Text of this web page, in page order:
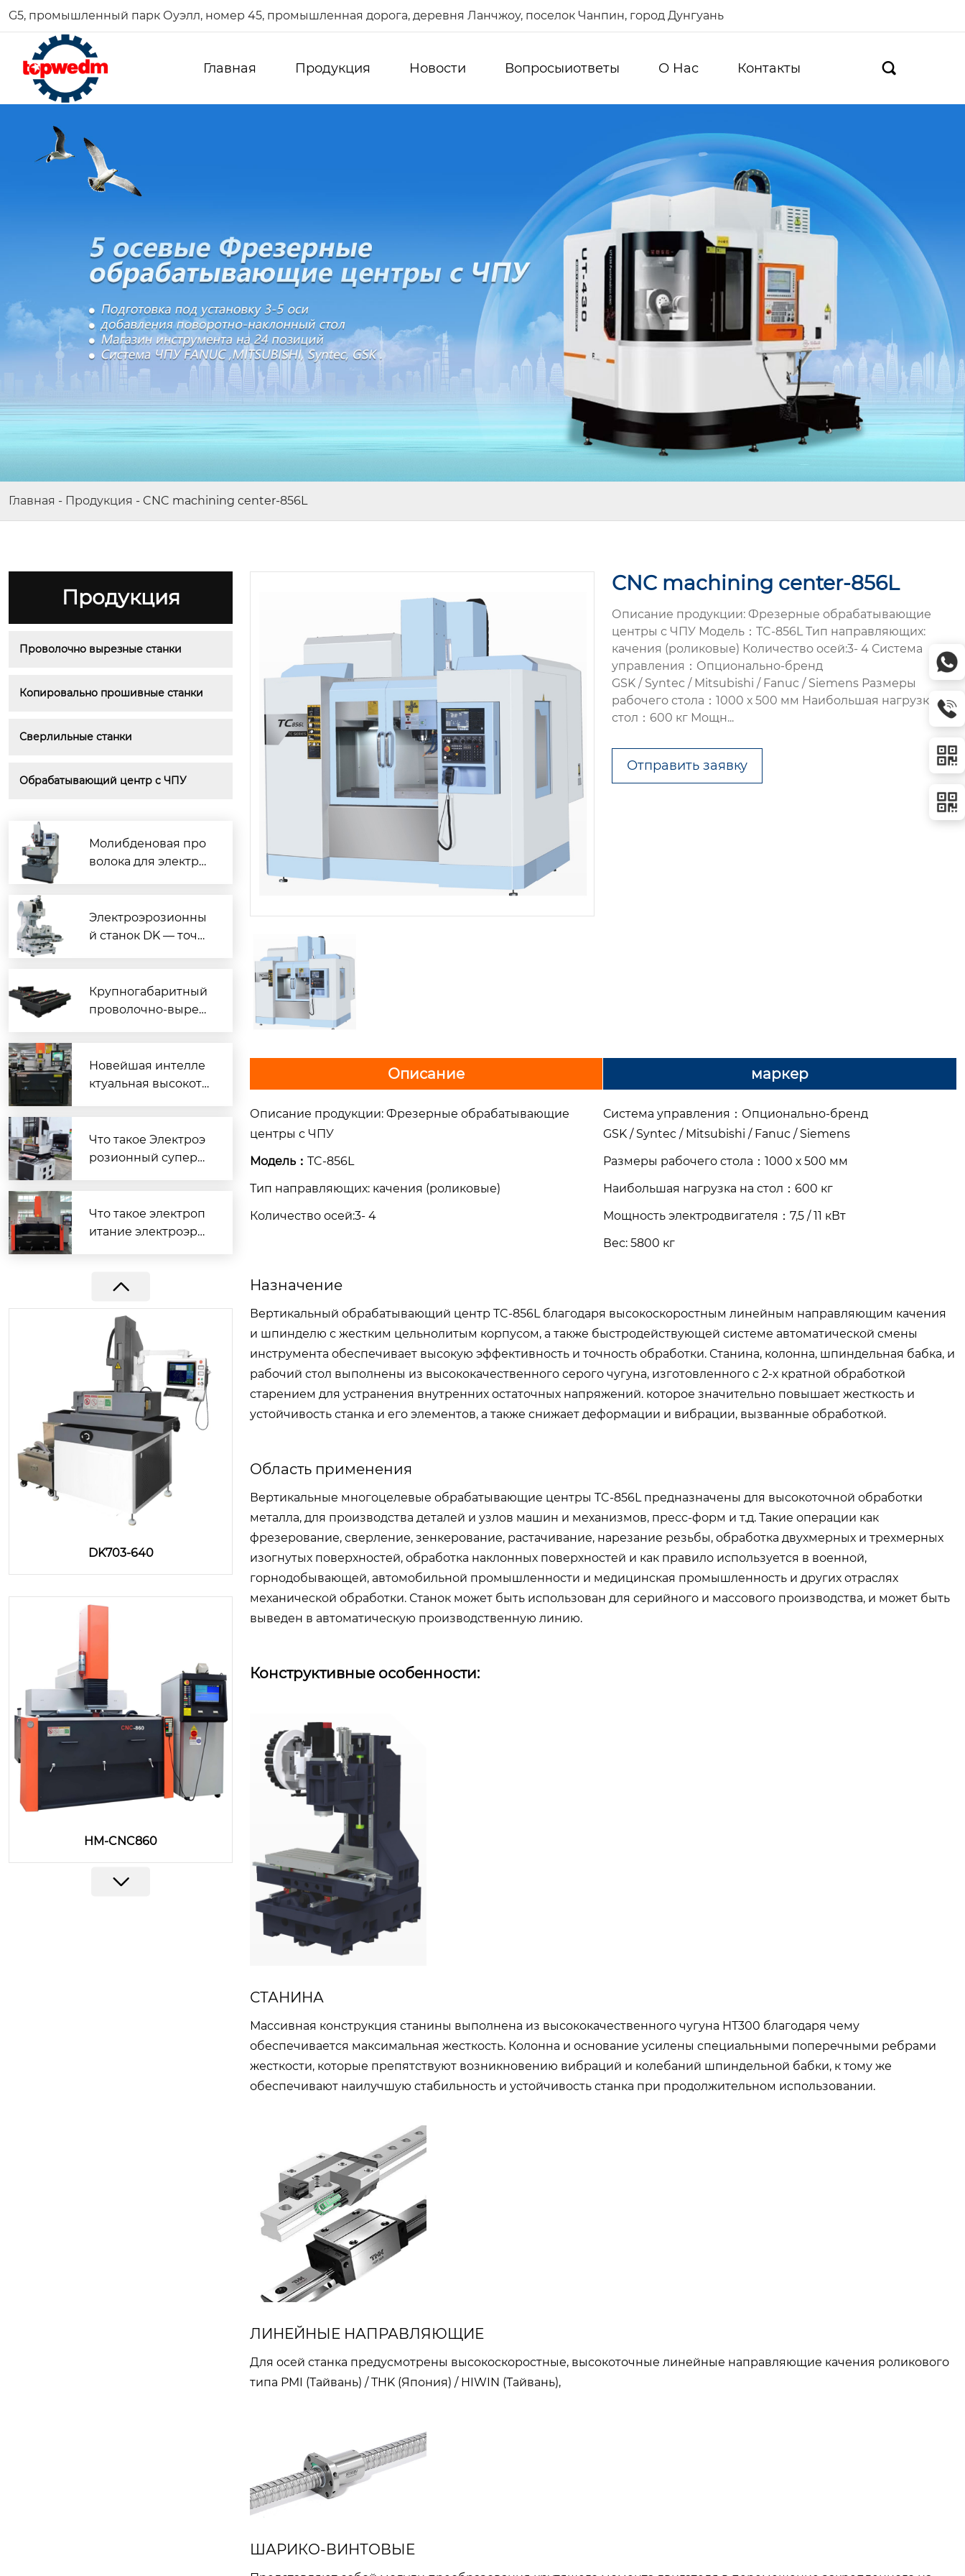
G5, промышленный парк Оуэлл, номер 45, промышленная дорога, деревня Ланчжоу, поселок Чанпин, город Дунгуань
Главная Продукция Новости Вопросыиответы О Hас Контакты 
Главная - Продукция - CNC machining center-856L
Продукция
Проволочно вырезные станки
Копировально прошивные станки
Сверлильные станки
Обрабатывающий центр с ЧПУ
Молибденовая про
волока для электро
и долгий срок служ
бы
Электроэрозионны
й станок DK — точн
Крупногабаритный
проволочно-вырез
Новейшая интелле
ктуальная высокото
электроэрозионной
обработки, выпуще
Что такое Электроэ
розионный суперд
Что такое электроп
итание электроэроз
DZ703-325
Модель：DE-750CA
HM-CNC400
CNC 430
DK703-640
HM-CNC860
CNC machining center-856L
Описание продукции: Фрезерные обрабатывающие
центры с ЧПУ Модель：TC-856L Тип направляющих:
качения (роликовые) Количество осей:3- 4 Система
управления：Опционально-бренд
GSK / Syntec / Mitsubishi / Fanuc / Siemens Размеры
рабочего стола：1000 х 500 мм Наибольшая нагрузка на
стол：600 кг Мощн...
Отправить заявку
Описание маркер
Описание продукции: Фрезерные обрабатывающие
центры с ЧПУ
Модель： TC-856L
Тип направляющих: качения (роликовые)
Количество осей:3- 4
Система управления ： Опционально-бренд
GSK / Syntec / Mitsubishi / Fanuc / Siemens
Размеры рабочего стола ： 1000 х 500 мм
Наибольшая нагрузка на стол ： 600 кг
Мощность электродвигателя ： 7,5 / 11 кВт
Вес: 5800 кг
Назначение
Вертикальный обрабатывающий центр TC-856L благодаря высокоскоростным линейным направляющим качения
и шпинделю с жестким цельнолитым корпусом, а также быстродействующей системе автоматической смены
инструмента обеспечивает высокую эффективность и точность обработки. Станина, колонна, шпиндельная бабка, и
рабочий стол выполнены из высококачественного серого чугуна, изготовленного с 2-х кратной обработкой
старением для устранения внутренних остаточных напряжений. которое значительно повышает жесткость и
устойчивость станка и его элементов, а также снижает деформации и вибрации, вызванные обработкой.
Область применения
Вертикальные многоцелевые обрабатывающие центры TC-856L предназначены для высокоточной обработки
металла, для производства деталей и узлов машин и механизмов, пресс-форм и т.д. Такие операции как
фрезерование, сверление, зенкерование, растачивание, нарезание резьбы, обработка двухмерных и трехмерных
изогнутых поверхностей, обработка наклонных поверхностей и как правило используется в военной,
горнодобывающей, автомобильной промышленности и медицинская промышленность и других отраслях
механической обработки. Станок может быть использован для серийного и массового производства, и может быть
выведен в автоматическую производственную линию.
Конструктивные особенности:
СТАНИНА
Массивная конструкция станины выполнена из высококачественного чугуна НТ300 благодаря чему
обеспечивается максимальная жесткость. Колонна и основание усилены специальными поперечными ребрами
жесткости, которые препятствуют возникновению вибраций и колебаний шпиндельной бабки, к тому же
обеспечивают наилучшую стабильность и устойчивость станка при продолжительном использовании.
ЛИНЕЙНЫЕ НАПРАВЛЯЮЩИЕ
Для осей станка предусмотрены высокоскоростные, высокоточные линейные направляющие качения роликового
типа PMI (Тайвань) / THK (Япония) / HIWIN (Тайвань),
ШАРИКО-ВИНТОВЫЕ